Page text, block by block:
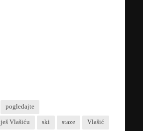
pogledajte
Vlašiću ski staze Vlašić